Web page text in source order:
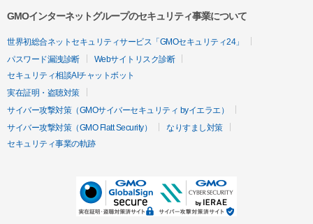
GMOインターネットグループのセキュリティ事業について
世界初総合ネットセキュリティサービス「GMOセキュリティ24」
パスワード漏洩診断
Webサイトリスク診断
セキュリティ相談AIチャットボット
実在証明・盗聴対策
サイバー攻撃対策（GMOサイバーセキュリティ byイエラエ）
サイバー攻撃対策（GMO Flatt Security）
なりすまし対策
セキュリティ事業の軌跡